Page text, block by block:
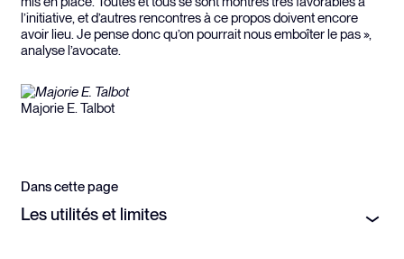
l’initiative, et d’autres rencontres à ce propos doivent encore
avoir lieu. Je pense donc qu’on pourrait nous emboîter le pas »,
analyse l’avocate.
Majorie E. Talbot
Dans cette page
Les utilités et limites